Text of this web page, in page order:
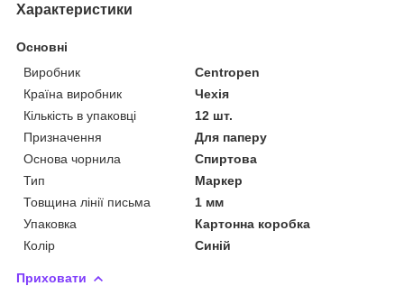
Характеристики
Основні
Виробник
Centropen
Країна виробник
Чехія
Кількість в упаковці
12 шт.
Призначення
Для паперу
Основа чорнила
Спиртова
Тип
Маркер
Товщина лінії письма
1 мм
Упаковка
Картонна коробка
Колір
Синій
Приховати